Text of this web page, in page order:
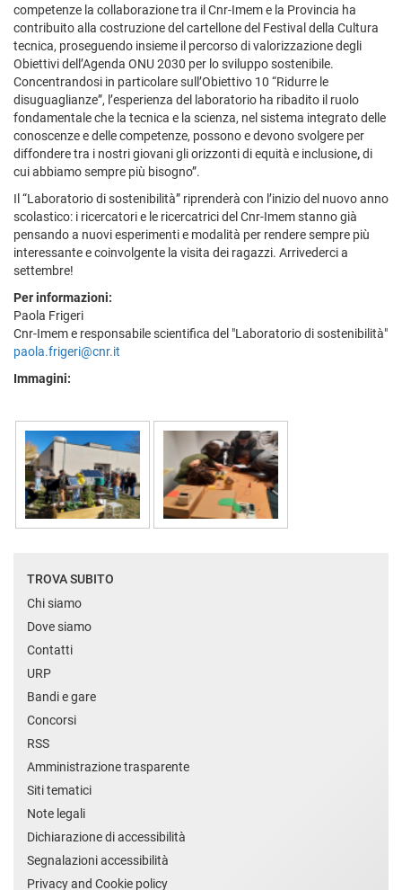
competenze la collaborazione tra il Cnr-Imem e la Provincia ha
contribuito alla costruzione del cartellone del Festival della Cultura
tecnica, proseguendo insieme il percorso di valorizzazione degli
Obiettivi dell’Agenda ONU 2030 per lo sviluppo sostenibile.
Concentrandosi in particolare sull’Obiettivo 10 “Ridurre le
disuguaglianze”, l’esperienza del laboratorio ha ribadito il ruolo
fondamentale che la tecnica e la scienza, nel sistema integrato delle
conoscenze e delle competenze, possono e devono svolgere per
diffondere tra i nostri giovani gli orizzonti di equità e inclusione,di
cui abbiamo sempre più bisogno”.
Il “Laboratorio di sostenibilità” riprenderà con l’inizio del nuovo anno
scolastico: i ricercatori e le ricercatrici del Cnr-Imem stanno già
pensando a nuovi esperimenti e modalità per rendere sempre più
interessante e coinvolgente la visita dei ragazzi. Arrivederci a
settembre!
Per informazioni:
Paola Frigeri
Cnr-Imem e responsabile scientifica del "Laboratorio di sostenibilità"
paola.frigeri@cnr.it
Immagini:
TROVA SUBITO
Chi siamo
Dove siamo
Contatti
URP
Bandi e gare
Concorsi
RSS
Amministrazione trasparente
Siti tematici
Note legali
Dichiarazione di accessibilità
Segnalazioni accessibilità
Privacy and Cookie policy